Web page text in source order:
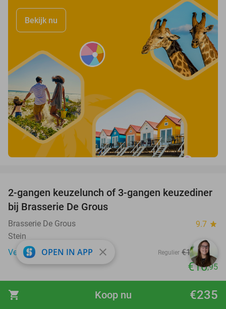
shopping_cart €235
Koop nu
Bekijk nu
30%
2-gangen keuzelunch of 3-gangen keuzediner
bij Brasserie De Grous
Brasserie De Grous 9.7 star
Stein
Verkocht: 388
Regulier €15,70
€10,95
favorite_border
OPEN IN APP close